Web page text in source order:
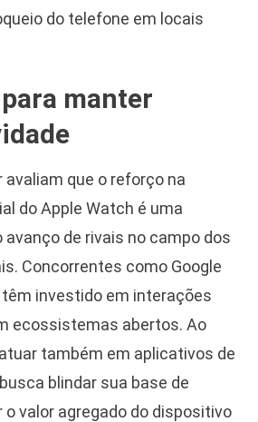
do telefone em locais
manter
que o reforço na
do Apple Watch é uma
de rivais no campo dos
Concorrentes como Google
investido em interações
ecossistemas abertos. Ao
também em aplicativos de
blindar sua base de
o valor agregado do dispositivo